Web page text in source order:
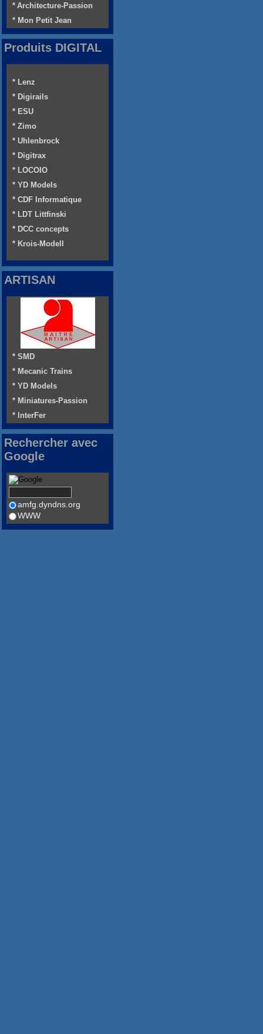
* Architecture-Passion
* Mon Petit Jean
Produits DIGITAL
* Lenz
* Digirails
* ESU
* Zimo
* Uhlenbrock
* Digitrax
* LOCOIO
* YD Models
* CDF Informatique
* LDT Littfinski
* DCC concepts
* Krois-Modell
ARTISAN
* SMD
* Mecanic Trains
* YD Models
* Miniatures-Passion
* InterFer
Rechercher avec
Google
amfg.dyndns.org
WWW